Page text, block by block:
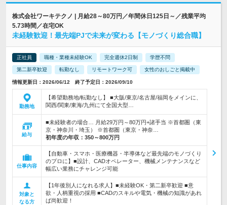
株式会社ワーキテクノ | 月給28～80万円／年間休日125日～／残業平均
5.73時間／在宅OK
未経験歓迎！最先端PJで未来が変わる【モノづくり総合職】
正社員 職種・業種未経験OK 完全週休2日制 学歴不問
第二新卒歓迎 転勤なし リモートワーク可 女性のおしごと掲載中
情報更新日：2026/06/12 終了予定日：2026/09/10
勤務地
【希望勤務地/転勤なし】 ■大阪/東京/名古屋/福岡をメインに、
関西/関東/東海/九州にて全国大型…
給与
■未経験者の場合… 月給29万円～80万円+諸手当 ※首都圏（東
京・神奈川・埼玉） ※首都圏（東京・神奈…
初年度の年収： 350～800万円
仕事内容
【自動車・スマホ・医療機器・半導体など最先端のモノづくり
のプロに】■設計、CADオペレーター、機械メンテナンスなど
幅広い業務にチャレンジ可能
対象と
なる方
【1年後別人になれる求人】■未経験OK・第二新卒歓迎 ■意
欲・人柄重視の採用 ■CADのスキルや電気・機械の知識があれ
ば尚歓迎！